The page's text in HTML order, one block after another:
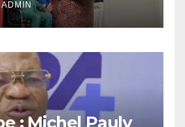
au service de
ADMIN
: Michel Pauly